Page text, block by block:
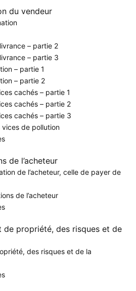
du vendeur
– partie 2
– partie 3
– partie 1
– partie 2
cachés – partie 1
cachés – partie 2
cachés – partie 3
de pollution
de l’acheteur
de l’acheteur, celle de payer de
de l’acheteur
de propriété, des risques et de
des risques et de la